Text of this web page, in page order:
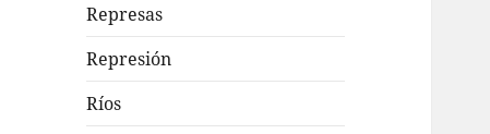
Represas
Represión
Ríos